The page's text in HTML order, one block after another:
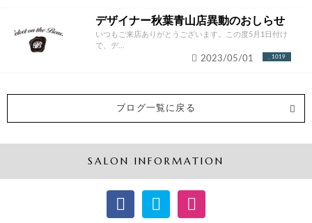
デザイナー秋葉青山店異動のおしらせ
いつもご来店ありがとうございます。この度5月1日付け
で、デ...
1019
2023/05/01
ブログ一覧に戻る
SALON INFORMATION